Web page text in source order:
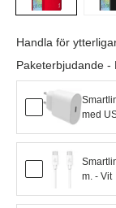
Handla för
Paketerbjudande -
med
m. - Vit